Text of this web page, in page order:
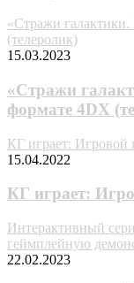
«Стражи
(телеролик)
15.03.2023
«Стражи
формате 4DX
КГ играет:
15.04.2022
КГ играет:
Интерактивный
геймплейную
22.02.2023